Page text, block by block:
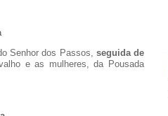
Senhor dos Passos, seguida de
e as mulheres, da Pousada